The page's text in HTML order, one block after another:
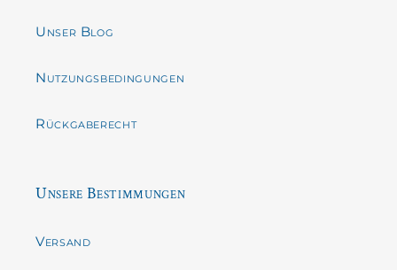
Unser Blog
Nutzungsbedingungen
Rückgaberecht
Unsere Bestimmungen
Versand